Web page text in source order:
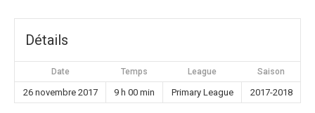
Détails
Date Temps League Saison
26 novembre 2017 9 h 00 min Primary League 2017-2018